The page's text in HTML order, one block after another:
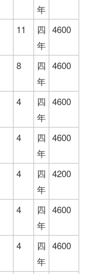
年
11
四
年
4600
8
四
年
4600
4
四
年
4600
4
四
年
4600
4
四
年
4200
4
四
年
4600
4
四
年
4600